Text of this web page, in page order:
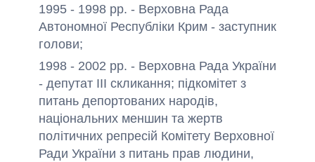
1995 - 1998 рр. - Верховна Рада
Автономної Республіки Крим - заступник
голови;
1998 - 2002 рр. - Верховна Рада України
- депутат III скликання; підкомітет з
питань депортованих народів,
національних меншин та жертв
політичних репресій Комітету Верховної
Ради України з питань прав людини,